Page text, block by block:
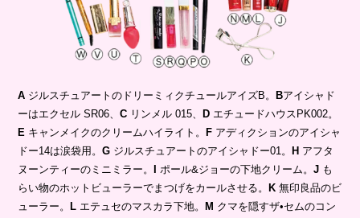
A ジルスチュアートのドリーミィクチュールアイズB。 Bアイシャド
ーはエクセル SR06、C リンメル 015、 D エチュードハウスPK002。
E キャンメイクのクリームハイライト。 F アディクションのアイシャ
ドー14は涙袋用。G ジルスチュアートのアイシャドー01。 H アフタ
ヌーンティーのミニミラー。
ポール&ジョーの下地クリーム。J も
らい物のホットビューラーでまつげをカールさせる。
K 無印良品のビ
ューラー。
L エテュセのマスカラ下地。 M クマを隠すザ•セムのコン